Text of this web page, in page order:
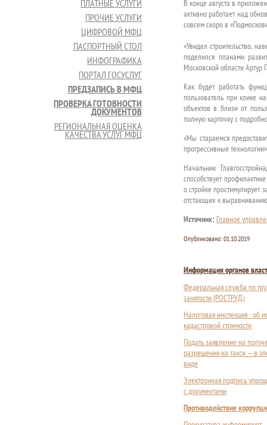
ПЛАТНЫЕ УСЛУГИ
ПРОЧИЕ УСЛУГИ
ЦИФРОВОЙ МФЦ
ПАСПОРТНЫЙ СТОЛ
ИНФОГРАФИКА
ПОРТАЛ ГОСУСЛУГ
ПРЕДЗАПИСЬ В МФЦ
ПРОВЕРКА ГОТОВНОСТИ
ДОКУМЕНТОВ
РЕГИОНАЛЬНАЯ ОЦЕНКА
КАЧЕСТВА УСЛУГ МФЦ
В конце августа в
активно работает над
совсем скоро в
«Увидел строительство,
поделился планами
Московской области Артур
Как будет работать
пользователь при клике
объектов в близи от
полную карточку с
«Мы стараемся
прогрессивные
Начальник
способствует
о стройке простимулирует
отстающих к
Источник: Главное
Опубликовано: 01.10.2019
Информация органов
Федеральная служба по
занятости (РОСТРУД)
Налоговая инспекция - об
кадастровой стоимости
Подать заявление на
разрешения на такси — в
виде
Электронная подпись
с документами
Противодействие